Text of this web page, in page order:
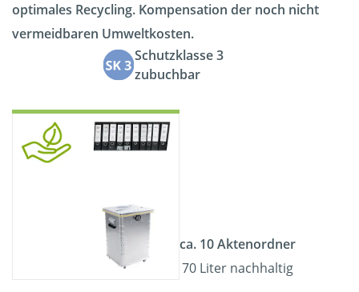
optimales Recycling. Kompensation der noch nicht
vermeidbaren Umweltkosten.
Schutzklasse 3
zubuchbar
ca. 10 Aktenordner
70 Liter nachhaltig